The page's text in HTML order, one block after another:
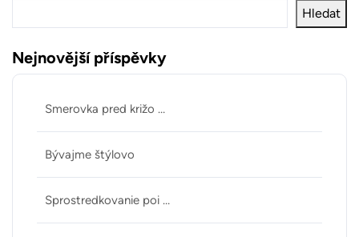
Hledat
Nejnovější příspěvky
Smerovka pred križo …
Bývajme štýlovo
Sprostredkovanie poi …